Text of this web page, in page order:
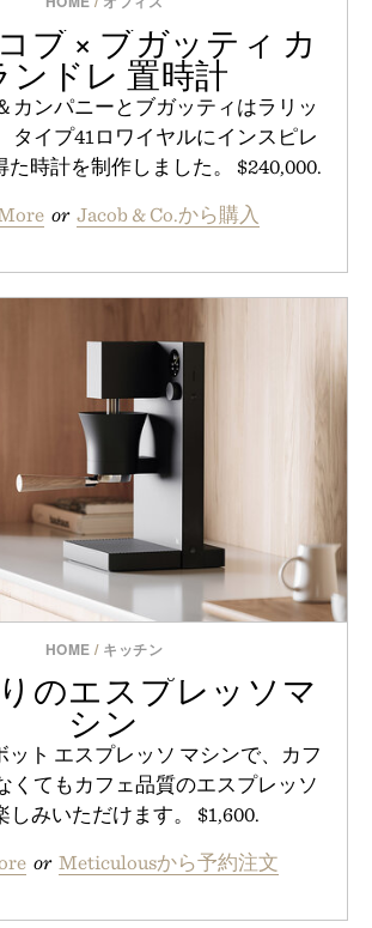
ブ × ブガッティ カ
ンドレ 置時計
カンパニーとブガッティはラリッ
タイプ41ロワイヤルにインスピレ
た時計を制作しました。 $240,000.
or Jacob & Co.から購入
HOME / キッチン
のエスプレッソマ
シン
ット エスプレッソ マシンで、カフ
くてもカフェ品質のエスプレッソ
しみいただけます。 $1,600.
or Meticulousから予約注文